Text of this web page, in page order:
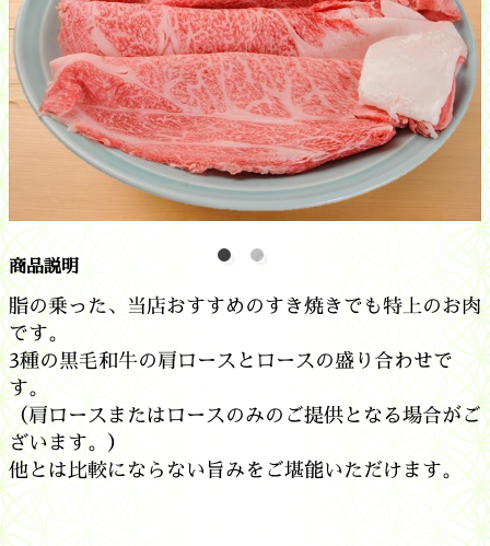
商品説明
脂の乗った、当店おすすめのすき焼きでも特上のお肉
です。
3種の黒毛和牛の肩ロースとロースの盛り合わせで
す。
（肩ロースまたはロースのみのご提供となる場合がご
ざいます。）
他とは比較にならない旨みをご堪能いただけます。